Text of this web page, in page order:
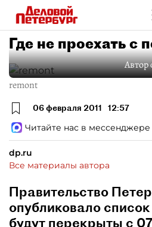
Где не проехать с
Автор
remont
06 февраля 2011 12:57
Читайте нас в мессенджере
dp.ru
Все материалы автора
Правительство
опубликовало
будут перекрыты с